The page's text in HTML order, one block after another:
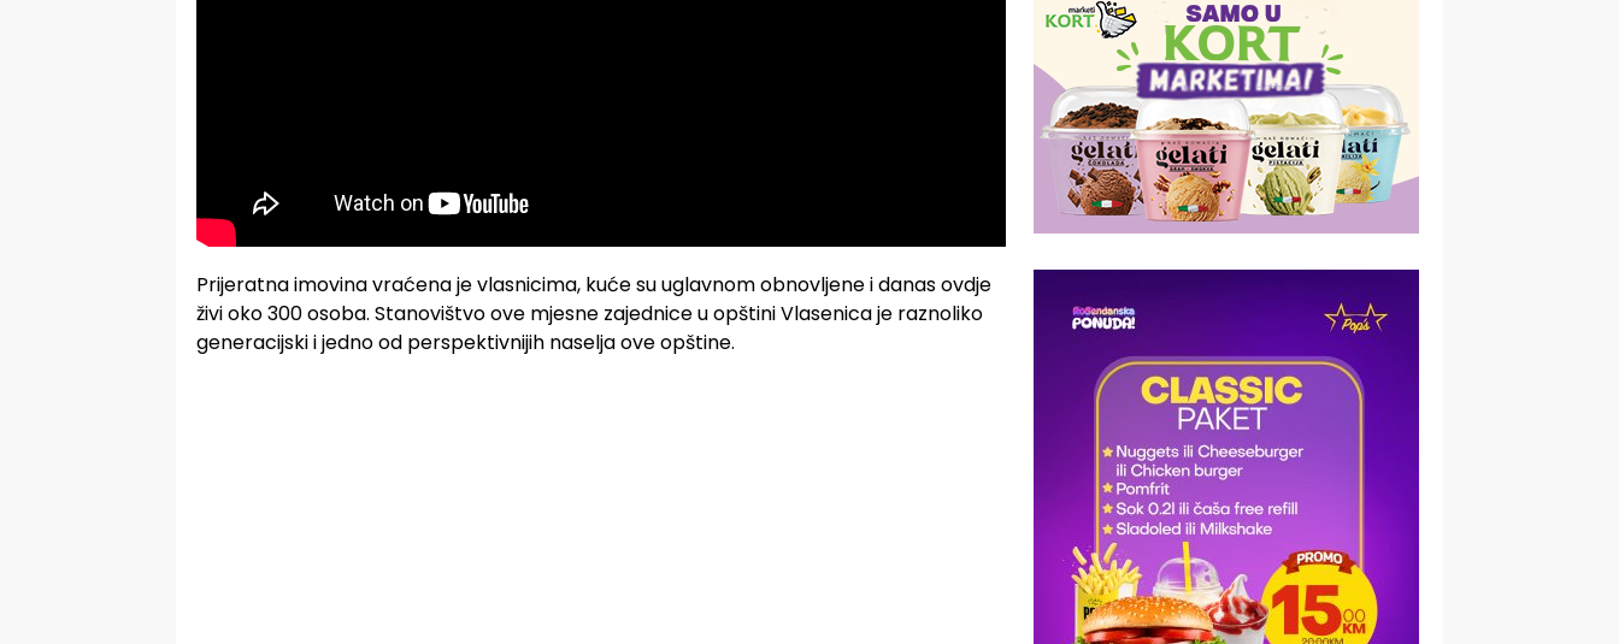
Prijeratna imovina vraćena je vlasnicima, kuće su uglavnom obnovljene i danas ovdje
živi oko 300 osoba. Stanovištvo ove mjesne zajednice u opštini Vlasenica je raznoliko
generacijski i jedno od perspektivnijih naselja ove opštine.